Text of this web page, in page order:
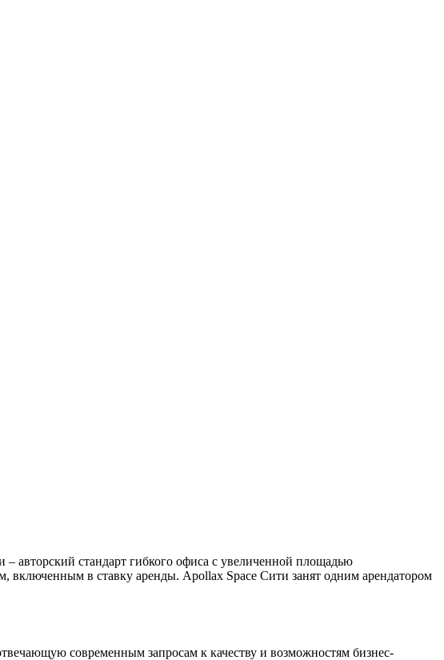
авторский стандарт гибкого офиса с увеличенной площадью
включенным в ставку аренды. Apollax Space Сити занят одним арендатором
современным запросам к качеству и возможностям бизнес-